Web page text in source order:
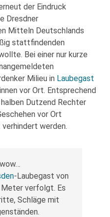
der Eindruck
Dresdner
Mitteln Deutschlands
stattfindenden
Bei einer nur kurze
Milieu in Laubegast
vor Ort. Entsprechend
Dutzend Rechter
vor Ort
werden.
-Laubegast von
Meter verfolgt. Es
Schläge mit